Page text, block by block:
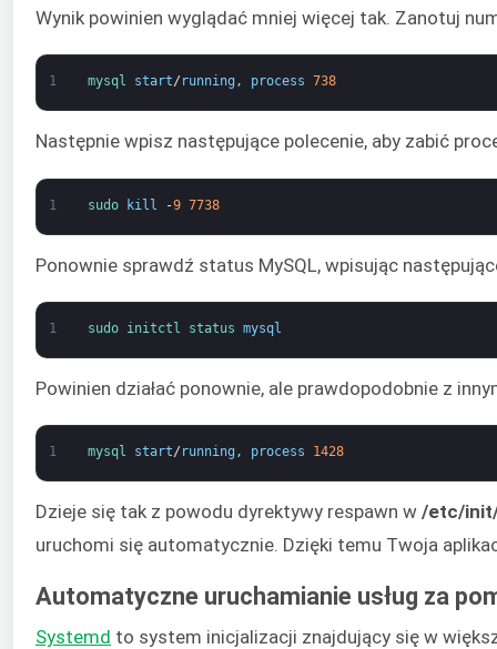
Wynik powinien wyglądać mniej więcej tak. Zanotuj
1 mysql start/ running , process 738
Następnie wpisz następujące polecenie, aby zabić
1 sudo kill -9 7738
Ponownie sprawdź status MySQL, wpisując
1 sudo initctl status mysql
Powinien działać ponownie, ale prawdopodobnie z
1 mysql start/ running , process 1428
Dzieje się tak z powodu dyrektywy respawn w /etc/
uruchomi się automatycznie. Dzięki temu Twoja
Automatyczne uruchamianie usług za
Systemd to system inicjalizacji znajdujący się w